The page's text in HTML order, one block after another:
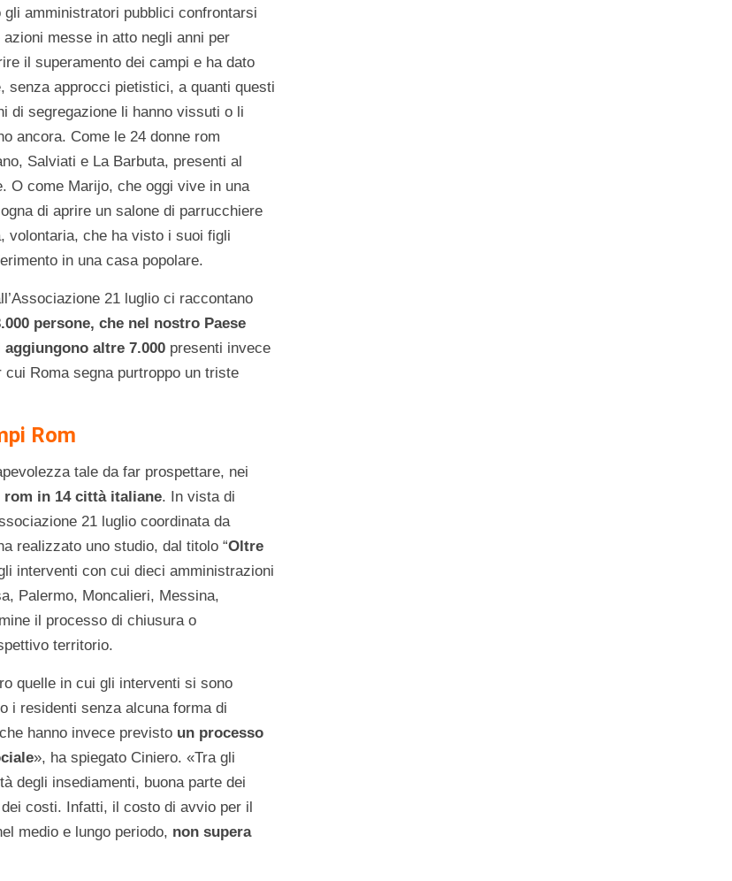
gli amministratori pubblici confrontarsi
azioni messe in atto negli anni per
il superamento dei campi e ha dato
senza approcci pietistici, a quanti questi
di segregazione li hanno vissuti o li
ancora. Come le 24 donne rom
Salviati e La Barbuta, presenti al
O come Marijo, che oggi vive in una
di aprire un salone di parrucchiere
volontaria, che ha visto i suoi figli
in una casa popolare.
21 luglio ci raccontano
persone, che nel nostro Paese
altre 7.000 presenti invece
Roma segna purtroppo un triste
Rom
tale da far prospettare, nei
rom in 14 città italiane. In vista di
21 luglio coordinata da
realizzato uno studio, dal titolo “Oltre
interventi con cui dieci amministrazioni
Palermo, Moncalieri, Messina,
il processo di chiusura o
territorio.
quelle in cui gli interventi si sono
i residenti senza alcuna forma di
hanno invece previsto un processo
», ha spiegato Ciniero. «Tra gli
degli insediamenti, buona parte dei
costi. Infatti, il costo di avvio per il
medio e lungo periodo, non supera